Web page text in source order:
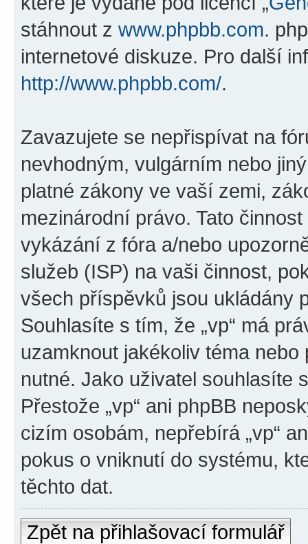
stáhnout z www.phpbb.com.
internetové diskuze. Pro další
http://www.phpbb.com/.
Zavazujete se nepřispívat na
nevhodným, vulgárním nebo
platné zákony ve vaší zemi,
mezinárodní právo. Tato
vykázání z fóra a/nebo
služeb (ISP) na vaši činnost,
všech příspěvků jsou ukládány
Souhlasíte s tím, že „vp“ má
uzamknout jakékoliv téma
nutné. Jako uživatel souhlasíte
Přestože „vp“ ani phpBB
cizím osobám, nepřebírá „vp“
pokus o vniknutí do systému,
těchto dat.
Zpět na přihlašovací formulář